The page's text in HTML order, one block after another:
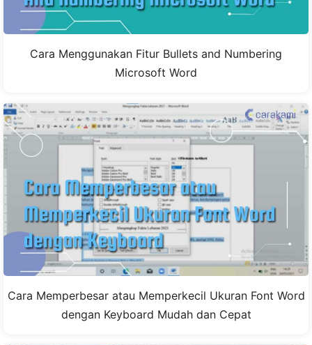
Cara Menggunakan Fitur Bullets and Numbering
Microsoft Word
Cara Memperbesar atau Memperkecil Ukuran Font Word
dengan Keyboard Mudah dan Cepat